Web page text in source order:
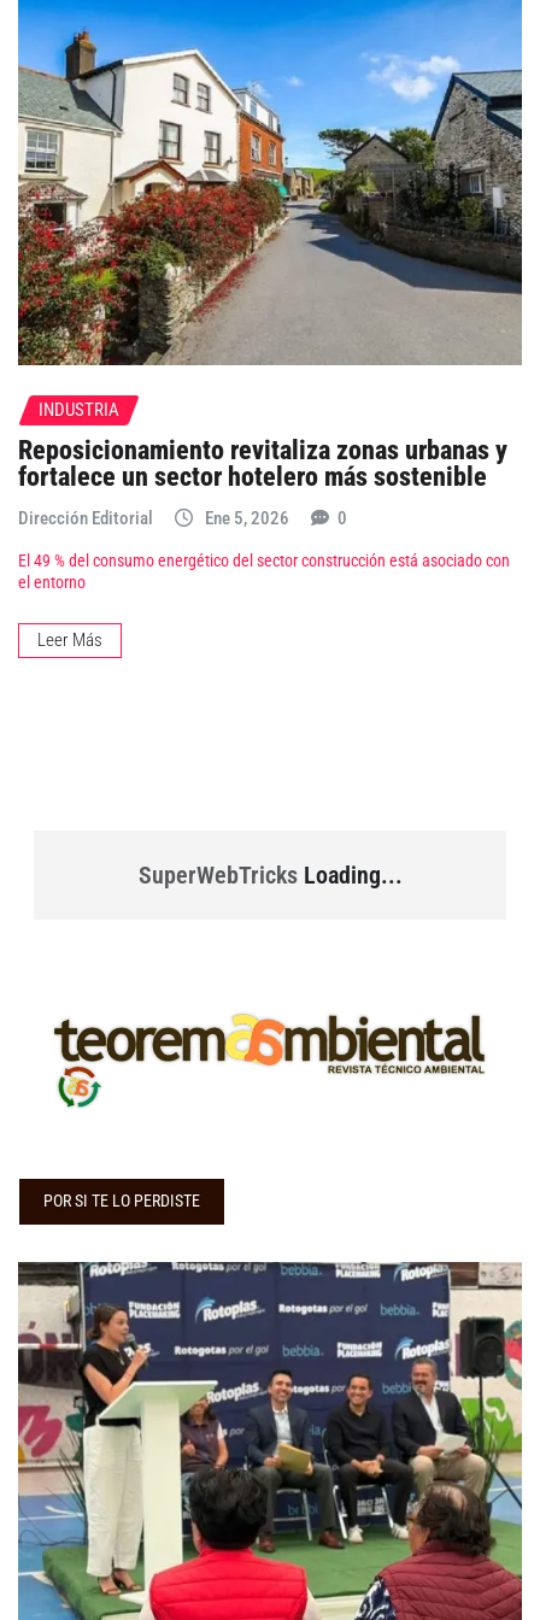
INDUSTRIA
Reposicionamiento revitaliza zonas urbanas y
fortalece un sector hotelero más sostenible
Dirección Editorial Ene 5, 2026 0
El 49 % del consumo energético del sector construcción está asociado con
el entorno
Leer Más
SuperWebTricksLoading...
POR SI TE LO PERDISTE